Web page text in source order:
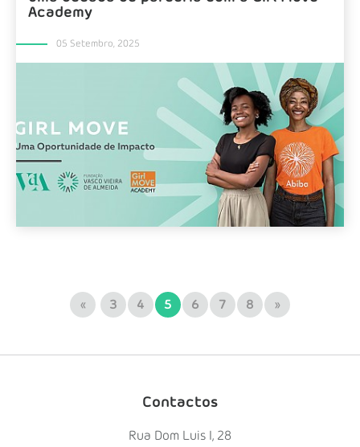
Academy
05 Setembro, 2025
« 3 4 5 6 7 8 »
Contactos
Rua Dom Luis I, 28